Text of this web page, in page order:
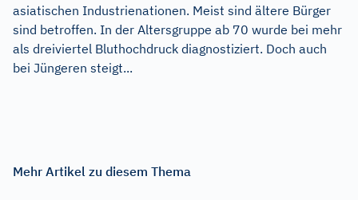
asiatischen Industrienationen. Meist sind ältere Bürger
sind betroffen. In der Altersgruppe ab 70 wurde bei mehr
als dreiviertel Bluthochdruck diagnostiziert. Doch auch
bei Jüngeren steigt...
Mehr Artikel zu diesem Thema